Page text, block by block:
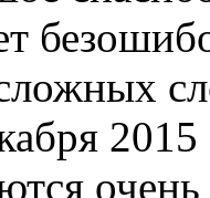
2015